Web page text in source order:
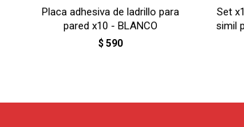
Placa adhesiva de ladrillo para
pared x10 - BLANCO
$ 590
Set
simil